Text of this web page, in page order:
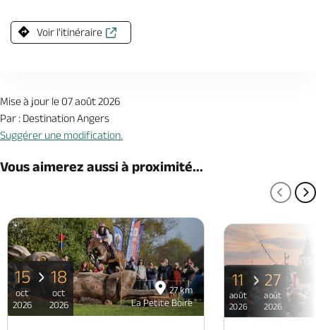
Voir l'itinéraire
Mise à jour le 07 août 2026
Par : Destination Angers
Suggérer une modification.
Vous aimerez aussi à proximité...
27 km
La Petite Boire
15
oct
2026
18
oct
2026
11
août
2026
27
août
2026